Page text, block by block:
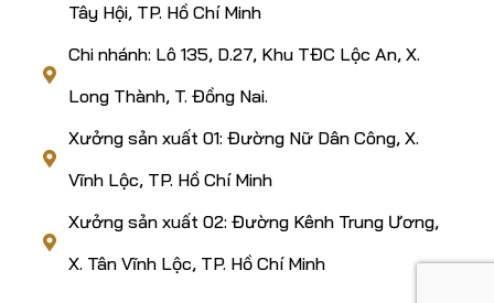
Tây Hội, TP. Hồ Chí Minh
Chi nhánh: Lô 135, D.27, Khu TĐC Lộc An, X.
Long Thành, T. Đồng Nai.
Xưởng sản xuất 01: Đường Nữ Dân Công, X.
Vĩnh Lộc, TP. Hồ Chí Minh
Xưởng sản xuất 02: Đường Kênh Trung Ương,
X. Tân Vĩnh Lộc, TP. Hồ Chí Minh